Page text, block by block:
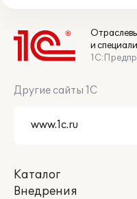
и
Другие сайты 1С
Каталог
Внедрения